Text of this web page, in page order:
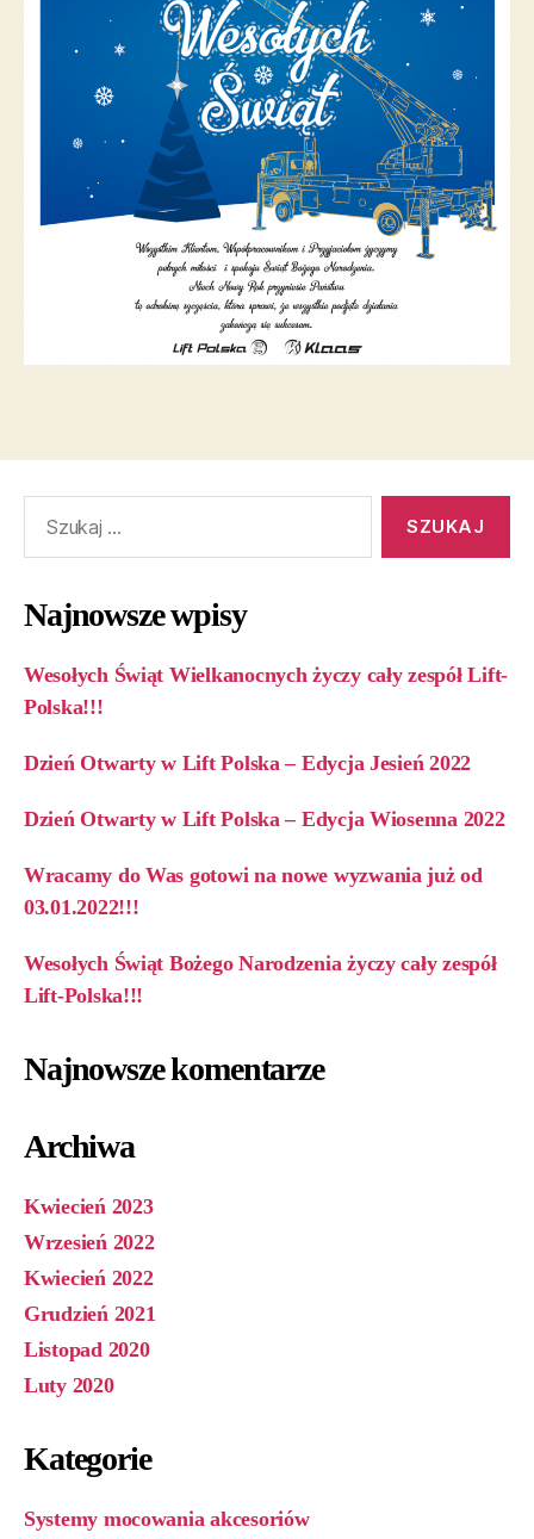
Najnowsze wpisy
Wesołych Świąt Wielkanocnych życzy cały zespół Lift-
Polska!!!
Dzień Otwarty w Lift Polska – Edycja Jesień 2022
Dzień Otwarty w Lift Polska – Edycja Wiosenna 2022
Wracamy do Was gotowi na nowe wyzwania już od
03.01.2022!!!
Wesołych Świąt Bożego Narodzenia życzy cały zespół
Lift-Polska!!!
Najnowsze komentarze
Archiwa
Kwiecień 2023
Wrzesień 2022
Kwiecień 2022
Grudzień 2021
Listopad 2020
Luty 2020
Kategorie
Systemy mocowania akcesoriów